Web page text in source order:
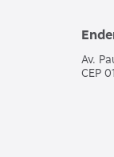
Av.
CEP